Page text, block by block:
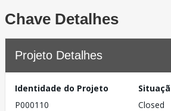
Chave Detalhes
Projeto Detalhes
Identidade do Projeto
P000110
Closed